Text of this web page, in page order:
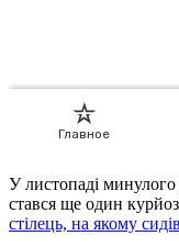
У листопаді минулого
стався ще один
стілець, на якому